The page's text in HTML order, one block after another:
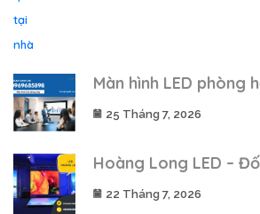
Màn hình LED phòng
25 Tháng 7, 2026
Hoàng Long LED –
22 Tháng 7, 2026